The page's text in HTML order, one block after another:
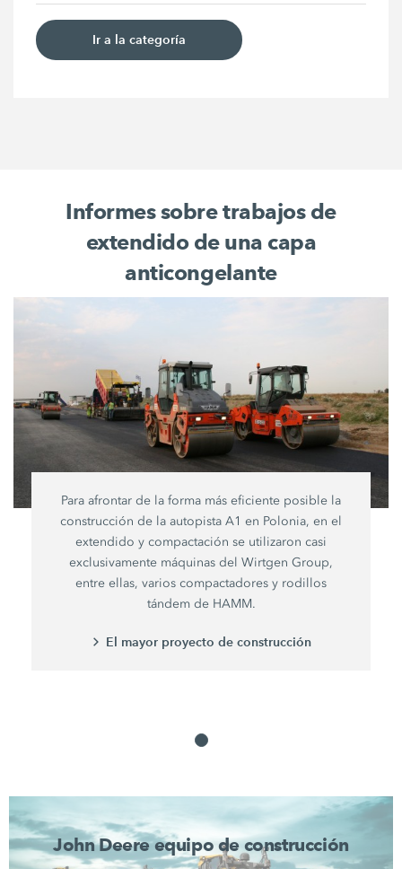
Ir a la categoría
Informes sobre trabajos de
extendido de una capa
anticongelante
Para afrontar de la forma más eficiente posible la
construcción de la autopista A1 en Polonia, en el
extendido y compactación se utilizaron casi
exclusivamente máquinas del Wirtgen Group,
entre ellas, varios compactadores y rodillos
tándem de HAMM.
El mayor proyecto de construcción
John Deere equipo de construcción